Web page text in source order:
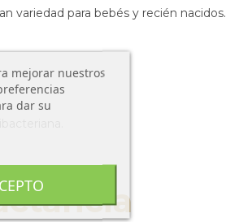
variedad para bebés y recién nacidos.
mejorar nuestros
dar su